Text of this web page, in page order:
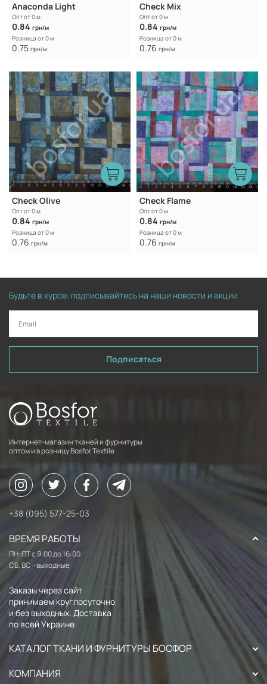
Anaconda Light
Опт от 0 м
0.84 грн/м
Розница от 0 м
0.75 грн/м
Check Mix
Опт от 0 м
0.84 грн/м
Розница от 0 м
0.76 грн/м
Check Olive
Опт от 0 м
0.84 грн/м
Розница от 0 м
0.76 грн/м
Check Flame
Опт от 0 м
0.84 грн/м
Розница от 0 м
0.76 грн/м
Будьте в курсе: подписывайтесь на наши новости и акции
Подписаться
Интернет-магазин тканей и фурнитуры
оптом и в розницу Bosfor Textile
+38 (095) 577-25-03
ВРЕМЯ РАБОТЫ
ПН-ПТ с 9:00 до 16:00
СБ, ВС - выходные
Заказы через сайт
принимаем круглосуточно
и без выходных. Доставка
по всей Украине
КАТАЛОГ ТКАНИ И ФУРНИТУРЫ БОСФОР
КОМПАНИЯ